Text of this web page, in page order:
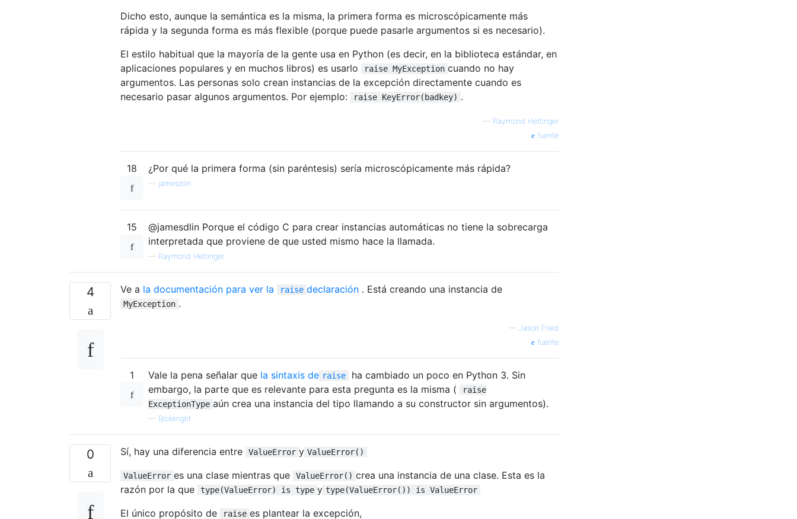
Dicho esto, aunque la semántica es la misma, la primera forma es microscópicamente más
rápida y la segunda forma es más flexible (porque puede pasarle argumentos si es necesario).
El estilo habitual que la mayoría de la gente usa en Python (es decir, en la biblioteca estándar, en
aplicaciones populares y en muchos libros) es usarlo
raise MyException cuando no hay
argumentos. Las personas solo crean instancias de la excepción directamente cuando es
necesario pasar algunos argumentos. Por ejemplo:
raise KeyError(badkey) .
— Raymond Hettinger
fuente
18 ¿Por qué la primera forma (sin paréntesis) sería microscópicamente más rápida?
jamesdlin
15
@jamesdlin Porque el código C para crear instancias automáticas no tiene la sobrecarga
interpretada que proviene de que usted mismo hace la llamada.
— Raymond Hettinger
4 Ve a la documentación para ver la raise declaración . Está creando una instancia de
MyException .
— Jason Fried
fuente
1 Vale la pena señalar que la sintaxis de raise
ha cambiado un poco en Python 3. Sin
embargo, la parte que es relevante para esta pregunta es la misma (
raise
ExceptionType aún crea una instancia del tipo llamando a su constructor sin argumentos).
— Blckknght
0 Sí, hay una diferencia entre ValueError y ValueError()
ValueError es una clase mientras que ValueError() crea una instancia de una clase. Esta es la
razón por la que
type(ValueError) is type y type(ValueError()) is ValueError
El único propósito de raise es plantear la excepción,